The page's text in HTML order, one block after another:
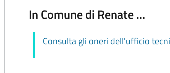
In Comune di Renate …
Consulta gli oneri dell'ufficio